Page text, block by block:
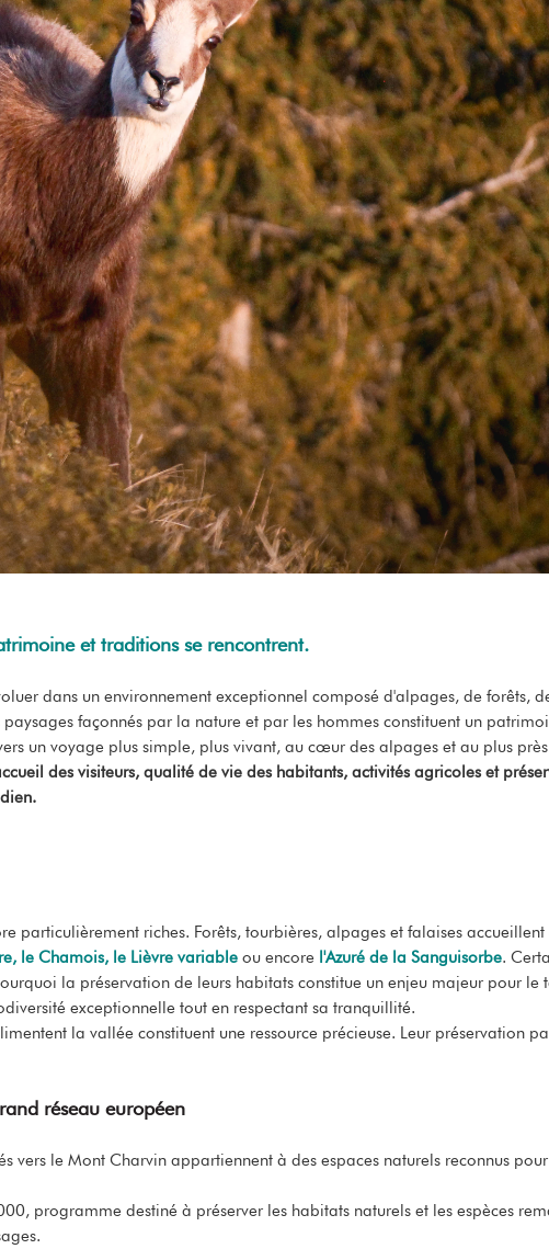
et traditions se rencontrent.
dans un environnement exceptionnel composé d'alpages, de forêts,
façonnés par la nature et par les hommes constituent un
un voyage plus simple, plus vivant, au cœur des alpages et au plus
des visiteurs, qualité de vie des habitants, activités agricoles et
particulièrement riches. Forêts, tourbières, alpages et falaises
le Chamois, le Lièvre variable ou encore l'Azuré de la Sanguisorbe.
la préservation de leurs habitats constitue un enjeu majeur pour le
exceptionnelle tout en respectant sa tranquillité.
la vallée constituent une ressource précieuse. Leur préservation
réseau européen
vers le Mont Charvin appartiennent à des espaces naturels reconnus
programme destiné à préserver les habitats naturels et les espèces